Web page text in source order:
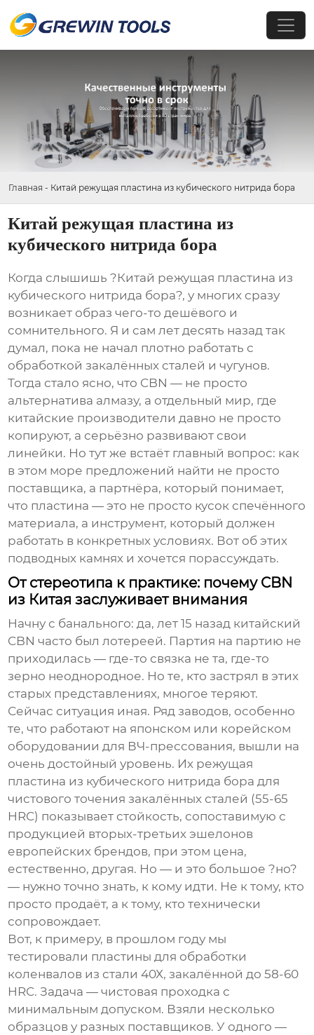
Главная - Китай режущая пластина из кубического нитрида бора
Китай режущая пластина из
кубического нитрида бора
Когда слышишь ?Китай режущая пластина из
кубического нитрида бора?, у многих сразу
возникает образ чего-то дешёвого и
сомнительного. Я и сам лет десять назад так
думал, пока не начал плотно работать с
обработкой закалённых сталей и чугунов.
Тогда стало ясно, что CBN — не просто
альтернатива алмазу, а отдельный мир, где
китайские производители давно не просто
копируют, а серьёзно развивают свои
линейки. Но тут же встаёт главный вопрос: как
в этом море предложений найти не просто
поставщика, а партнёра, который понимает,
что пластина — это не просто кусок спечённого
материала, а инструмент, который должен
работать в конкретных условиях. Вот об этих
подводных камнях и хочется порассуждать.
От стереотипа к практике: почему CBN
из Китая заслуживает внимания
Начну с банального: да, лет 15 назад китайский
CBN часто был лотереей. Партия на партию не
приходилась — где-то связка не та, где-то
зерно неоднородное. Но те, кто застрял в этих
старых представлениях, многое теряют.
Сейчас ситуация иная. Ряд заводов, особенно
те, что работают на японском или корейском
оборудовании для ВЧ-прессования, вышли на
очень достойный уровень. Их режущая
пластина из кубического нитрида бора для
чистового точения закалённых сталей (55-65
HRC) показывает стойкость, сопоставимую с
продукцией вторых-третьих эшелонов
европейских брендов, при этом цена,
естественно, другая. Но — и это большое ?но?
— нужно точно знать, к кому идти. Не к тому, кто
просто продаёт, а к тому, кто технически
сопровождает.
Вот, к примеру, в прошлом году мы
тестировали пластины для обработки
коленвалов из стали 40Х, закалённой до 58-60
HRC. Задача — чистовая проходка с
минимальным допуском. Взяли несколько
образцов у разных поставщиков. У одного —